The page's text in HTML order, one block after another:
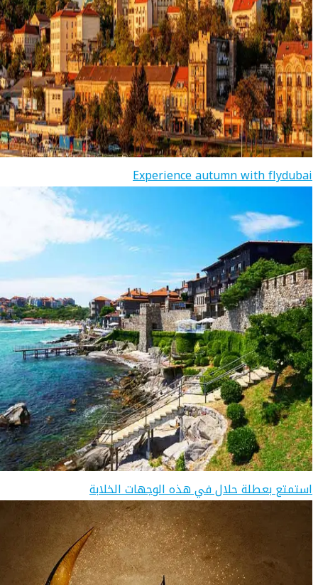
Experience autumn with flydubai
استمتع بعطلة حلال في هذه الوجهات الخلابة